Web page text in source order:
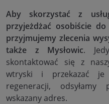
Aby skorzystać z
przyjeżdżać osobiście
przyjmujemy zlecenia
także z Mysłowic.
skontaktować się z
wtryski i przekazać je
regeneracji,
wskazany adres.